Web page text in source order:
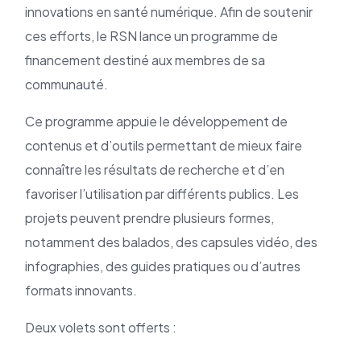
innovations en santé numérique. Afin de soutenir
ces efforts, le RSN lance un programme de
financement destiné aux membres de sa
communauté.
Ce programme appuie le développement de
contenus et d’outils permettant de mieux faire
connaître les résultats de recherche et d’en
favoriser l’utilisation par différents publics. Les
projets peuvent prendre plusieurs formes,
notamment des balados, des capsules vidéo, des
infographies, des guides pratiques ou d’autres
formats innovants.
Deux volets sont offerts :